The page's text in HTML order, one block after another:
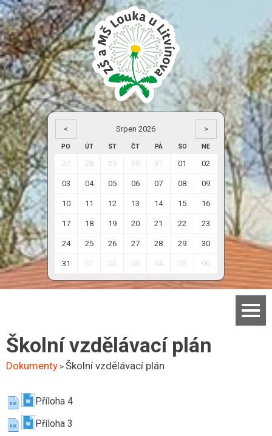
< Srpen 2026 >
PO ÚT ST ČT PÁ SO NE
27 28 29 30 31 01 02
03 04 05 06 07 08 09
10 11 12 13 14 15 16
17 18 19 20 21 22 23
24 25 26 27 28 29 30
31 01 02 03 04 05 06
Domů
Základní škola
Aktuality
Jídelna
Školní vzdělávací plán
Dokumenty >Školní vzdělávací plán
Příloha 4
Příloha 3